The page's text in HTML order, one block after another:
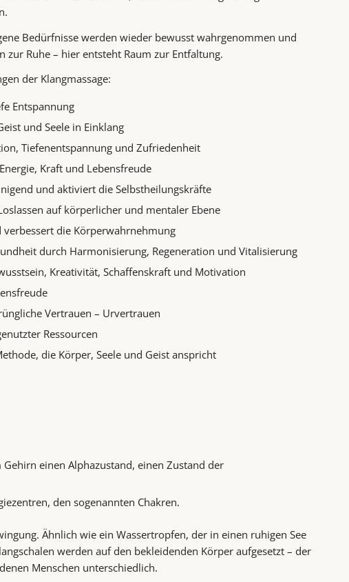
Bedürfnisse werden wieder bewusst wahrgenommen und
zur Ruhe – hier entsteht Raum zur Entfaltung.
der Klangmassage:
Entspannung
und See­le in Einklang
Tiefenentspannung und Zufriedenheit
Kraft und Lebensfreude
und aktiviert die Selbstheilungskräfte
auf körperlicher und mentaler Ebene
die Körperwahrnehmung
durch Harmonisierung, Regeneration und Vitalisierung
Kreativität, Schaffenskraft und Motivation
Vertrauen – Urvertrauen
Ressourcen
die Körper, Seele und Geist anspricht
einen Alphazustand, einen Zustand der
den sogenannten Chakren.
Ähnlich wie ein Wassertropfen, der in einen ruhigen See
werden auf den bekleidenden Körper aufgesetzt – der
Menschen unterschiedlich.